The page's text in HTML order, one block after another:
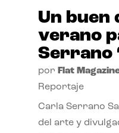
Un buen
verano
Serrano
por Flat
Reportaje
Carla Serrano
del arte y